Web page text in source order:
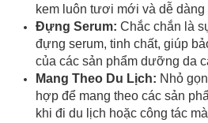
kem luôn tươi mới và dễ dàng
Đựng Serum: Chắc chắn là
đựng serum, tinh chất, giúp
của các sản phẩm dưỡng da
Mang Theo Du Lịch: Nhỏ
hợp để mang theo các sản
khi đi du lịch hoặc công tác